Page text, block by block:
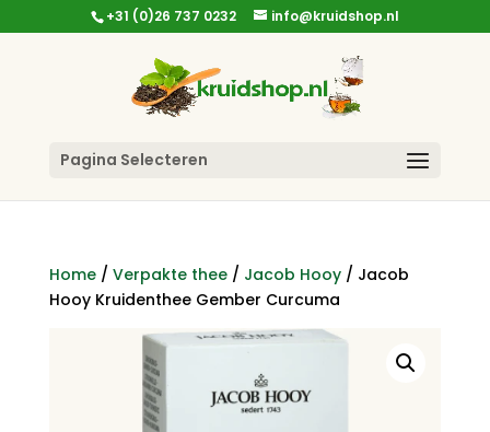
+31 (0)26 737 0232 info@kruidshop.nl
Pagina Selecteren
Home/ Verpakte thee/ Jacob Hooy/ Jacob
Hooy Kruidenthee Gember Curcuma